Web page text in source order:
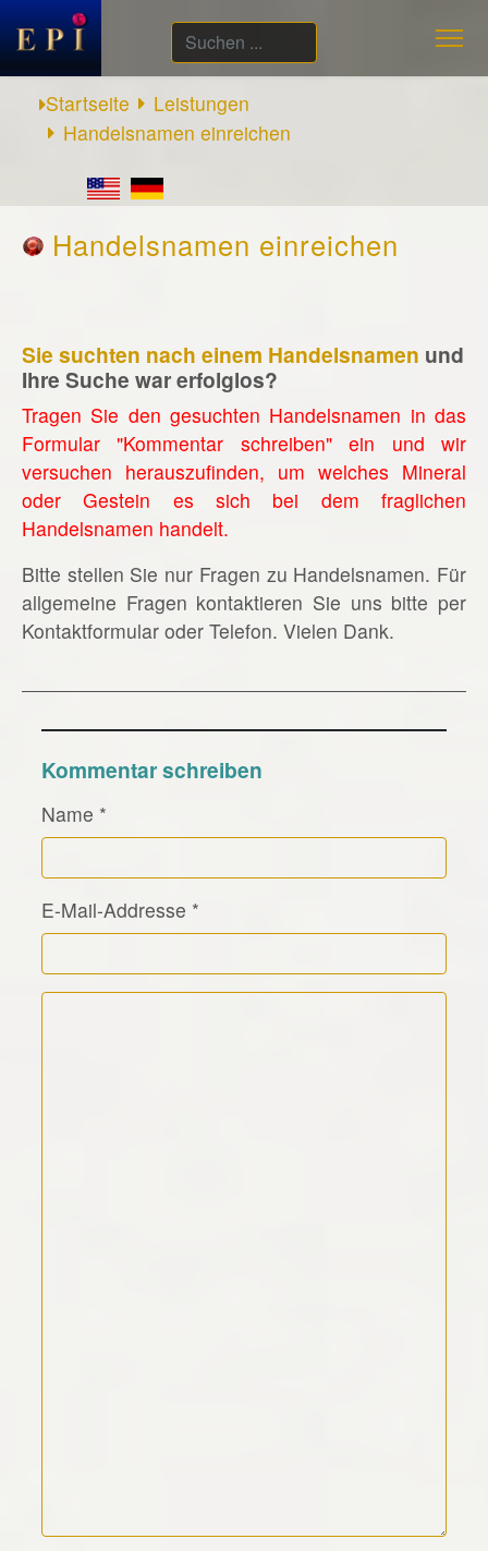
Suchen
...
Startseite
Leistungen
Handelsnamen einreichen
Handelsnamen einreichen
Sie suchten nach einem Handelsnamen und
Ihre Suche war erfolglos?
Tragen Sie den gesuchten Handelsnamen in das
Formular "Kommentar schreiben" ein und wir
versuchen herauszufinden, um welches Mineral
oder Gestein es sich bei dem fraglichen
Handelsnamen handelt.
Bitte stellen Sie nur Fragen zu Handelsnamen. Für
allgemeine Fragen kontaktieren Sie uns bitte per
Kontaktformular oder Telefon. Vielen Dank.
Kommentar schreiben
Name *
E-Mail-Addresse *
Kommentar Text